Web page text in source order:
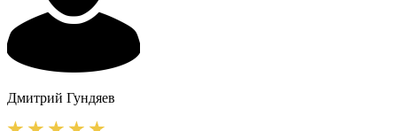
Дмитрий Гундяев